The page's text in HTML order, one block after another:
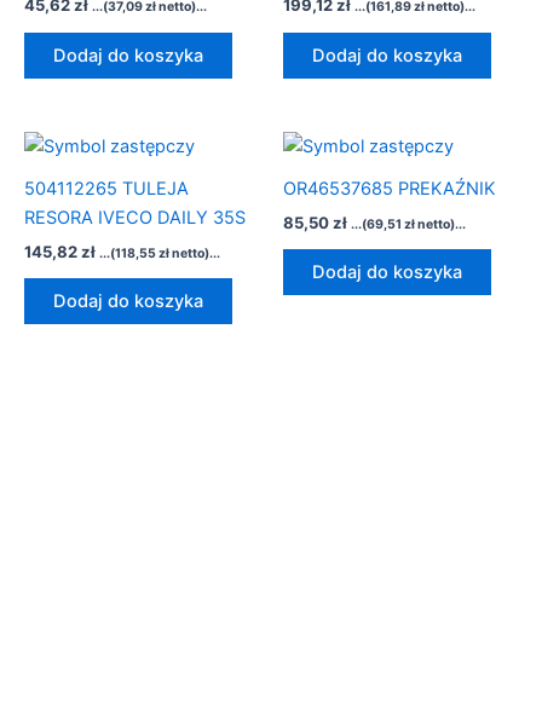
45,62zł ...(37,09złnetto)...
Dodaj do koszyka
199,12zł ...(161,89złnetto)...
Dodaj do koszyka
504112265 TULEJA
RESORA IVECO DAILY 35S
145,82zł ...(118,55złnetto)...
Dodaj do koszyka
OR46537685 PREKAŹNIK
85,50zł ...(69,51 złnetto)...
Dodaj do koszyka